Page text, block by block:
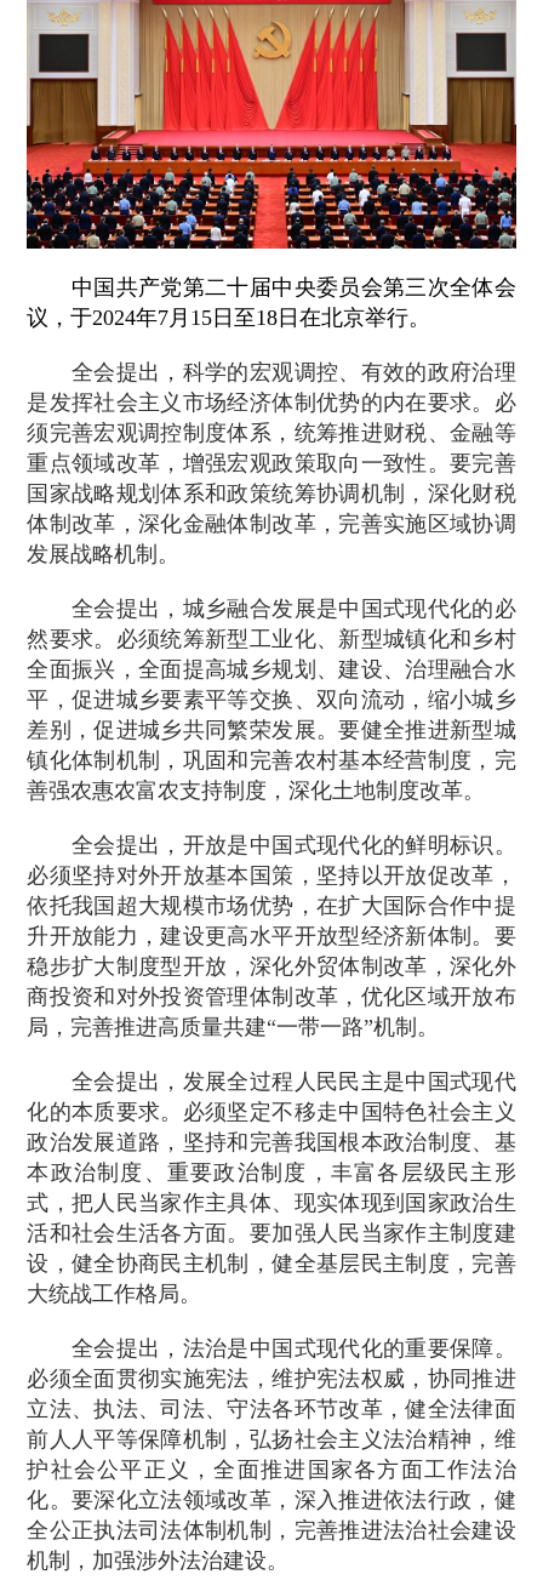
中国共产党第二十届中央委员会第三次全体会
议，于2024年7月15日至18日在北京举行。
全会提出，科学的宏观调控、有效的政府治理
是发挥社会主义市场经济体制优势的内在要求。必
须完善宏观调控制度体系，统筹推进财税、金融等
重点领域改革，增强宏观政策取向一致性。要完善
国家战略规划体系和政策统筹协调机制，深化财税
体制改革，深化金融体制改革，完善实施区域协调
发展战略机制。
全会提出，城乡融合发展是中国式现代化的必
然要求。必须统筹新型工业化、新型城镇化和乡村
全面振兴，全面提高城乡规划、建设、治理融合水
平，促进城乡要素平等交换、双向流动，缩小城乡
差别，促进城乡共同繁荣发展。要健全推进新型城
镇化体制机制，巩固和完善农村基本经营制度，完
善强农惠农富农支持制度，深化土地制度改革。
全会提出，开放是中国式现代化的鲜明标识。
必须坚持对外开放基本国策，坚持以开放促改革，
依托我国超大规模市场优势，在扩大国际合作中提
升开放能力，建设更高水平开放型经济新体制。要
稳步扩大制度型开放，深化外贸体制改革，深化外
商投资和对外投资管理体制改革，优化区域开放布
局，完善推进高质量共建“一带一路”机制。
全会提出，发展全过程人民民主是中国式现代
化的本质要求。必须坚定不移走中国特色社会主义
政治发展道路，坚持和完善我国根本政治制度、基
本政治制度、重要政治制度，丰富各层级民主形
式，把人民当家作主具体、现实体现到国家政治生
活和社会生活各方面。要加强人民当家作主制度建
设，健全协商民主机制，健全基层民主制度，完善
大统战工作格局。
全会提出，法治是中国式现代化的重要保障。
必须全面贯彻实施宪法，维护宪法权威，协同推进
立法、执法、司法、守法各环节改革，健全法律面
前人人平等保障机制，弘扬社会主义法治精神，维
护社会公平正义，全面推进国家各方面工作法治
化。要深化立法领域改革，深入推进依法行政，健
全公正执法司法体制机制，完善推进法治社会建设
机制，加强涉外法治建设。